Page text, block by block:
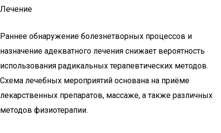
Лечение
Раннее обнаружение болезнетворных процессов и
назначение адекватного лечения снижает вероятность
использования радикальных терапевтических методов.
Схема лечебных мероприятий основана на приёме
лекарственных препаратов, массаже, а также различных
методов физиотерапии.